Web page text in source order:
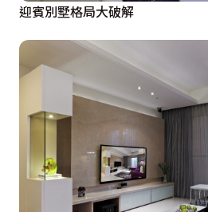
迎賓別墅格局大破解